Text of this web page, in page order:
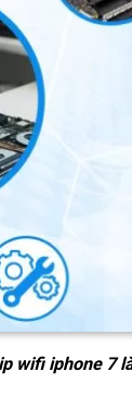
wifi iphone 7